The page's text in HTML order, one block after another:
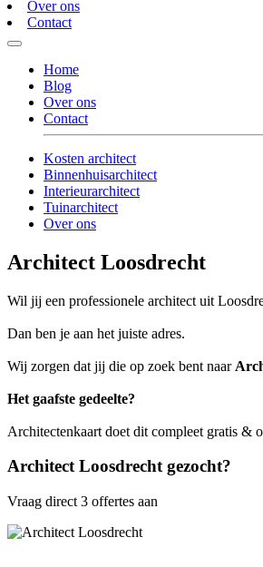
Over ons
Contact
Home
Blog
Over ons
Contact
Kosten architect
Binnenhuisarchitect
Interieurarchitect
Tuinarchitect
Over ons
Architect Loosdrecht
Wil jij een professionele architect uit
Dan ben je aan het juiste adres.
Wij zorgen dat jij die op zoek bent naar
Het gaafste gedeelte?
Architectenkaart doet dit compleet gratis &
Architect Loosdrecht gezocht?
Vraag direct 3 offertes aan